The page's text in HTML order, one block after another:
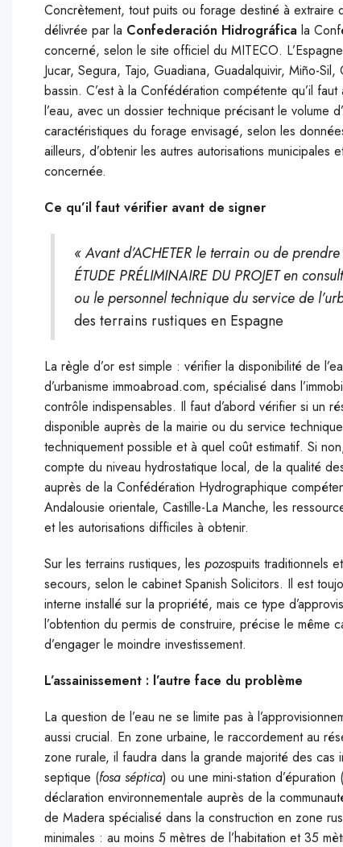
Concrètement, tout puits ou forage destiné à extraire
délivrée par la Confederación Hidrográfica la
concerné, selon le site officiel du MITECO.
Jucar, Segura, Tajo, Guadiana, Guadalquivir, Miño-
bassin. C’est à la Confédération compétente qu’il
l’eau, avec un dossier technique précisant le volume
caractéristiques du forage envisagé, selon les
ailleurs, d’obtenir les autres autorisations municipales
concernée.
Ce qu’il faut vérifier avant de signer
« Avant d’ACHETER le terrain ou de
ÉTUDE PRÉLIMINAIRE DU PROJET en
ou le personnel technique du service de
des terrains rustiques en Espagne
La règle d’or est simple : vérifier la disponibilité de
d’urbanisme immoabroad.com, spécialisé dans
contrôle indispensables. Il faut d’abord vérifier si un
disponible auprès de la mairie ou du service
techniquement possible et à quel coût estimatif. Si
compte du niveau hydrostatique local, de la qualité
auprès de la Confédération Hydrographique
Andalousie orientale, Castille-La Manche, les
et les autorisations difficiles à obtenir.
Sur les terrains rustiques, les pozospuits traditionnels
secours, selon le cabinet Spanish Solicitors. Il est
interne installé sur la propriété, mais ce type
l’obtention du permis de construire, précise le même
d’engager le moindre investissement.
L’assainissement : l’autre face du problème
La question de l’eau ne se limite pas à
aussi crucial. En zone urbaine, le raccordement au
zone rurale, il faudra dans la grande majorité des cas
septique (fosa séptica) ou une mini-station d’épuration (
déclaration environnementale auprès de la
de Madera spécialisé dans la construction en zone
minimales : au moins 5 mètres de l’habitation et 35